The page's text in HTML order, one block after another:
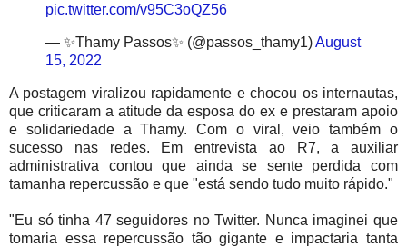
pic.twitter.com/v95C3oQZ56
— ✨Thamy Passos✨ (@passos_thamy1)August
15, 2022
A postagem viralizou rapidamente e chocou os internautas,
que criticaram a atitude da esposa do ex e prestaram apoio
e solidariedade a Thamy. Com o viral, veio também o
sucesso nas redes. Em entrevista ao R7, a auxiliar
administrativa contou que ainda se sente perdida com
tamanha repercussão e que "está sendo tudo muito rápido."
"Eu só tinha 47 seguidores no Twitter. Nunca imaginei que
tomaria essa repercussão tão gigante e impactaria tanta